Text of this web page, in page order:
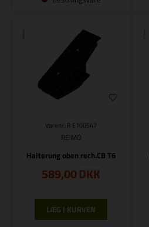
Varenr.: R E100547
REIMO
Halterung oben rech.CB T6
589,00DKK